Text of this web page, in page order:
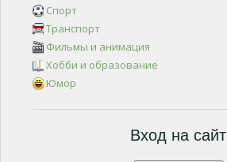
Спорт
Транспорт
Фильмы и анимация
Хобби и образование
Юмор
Вход на сайт